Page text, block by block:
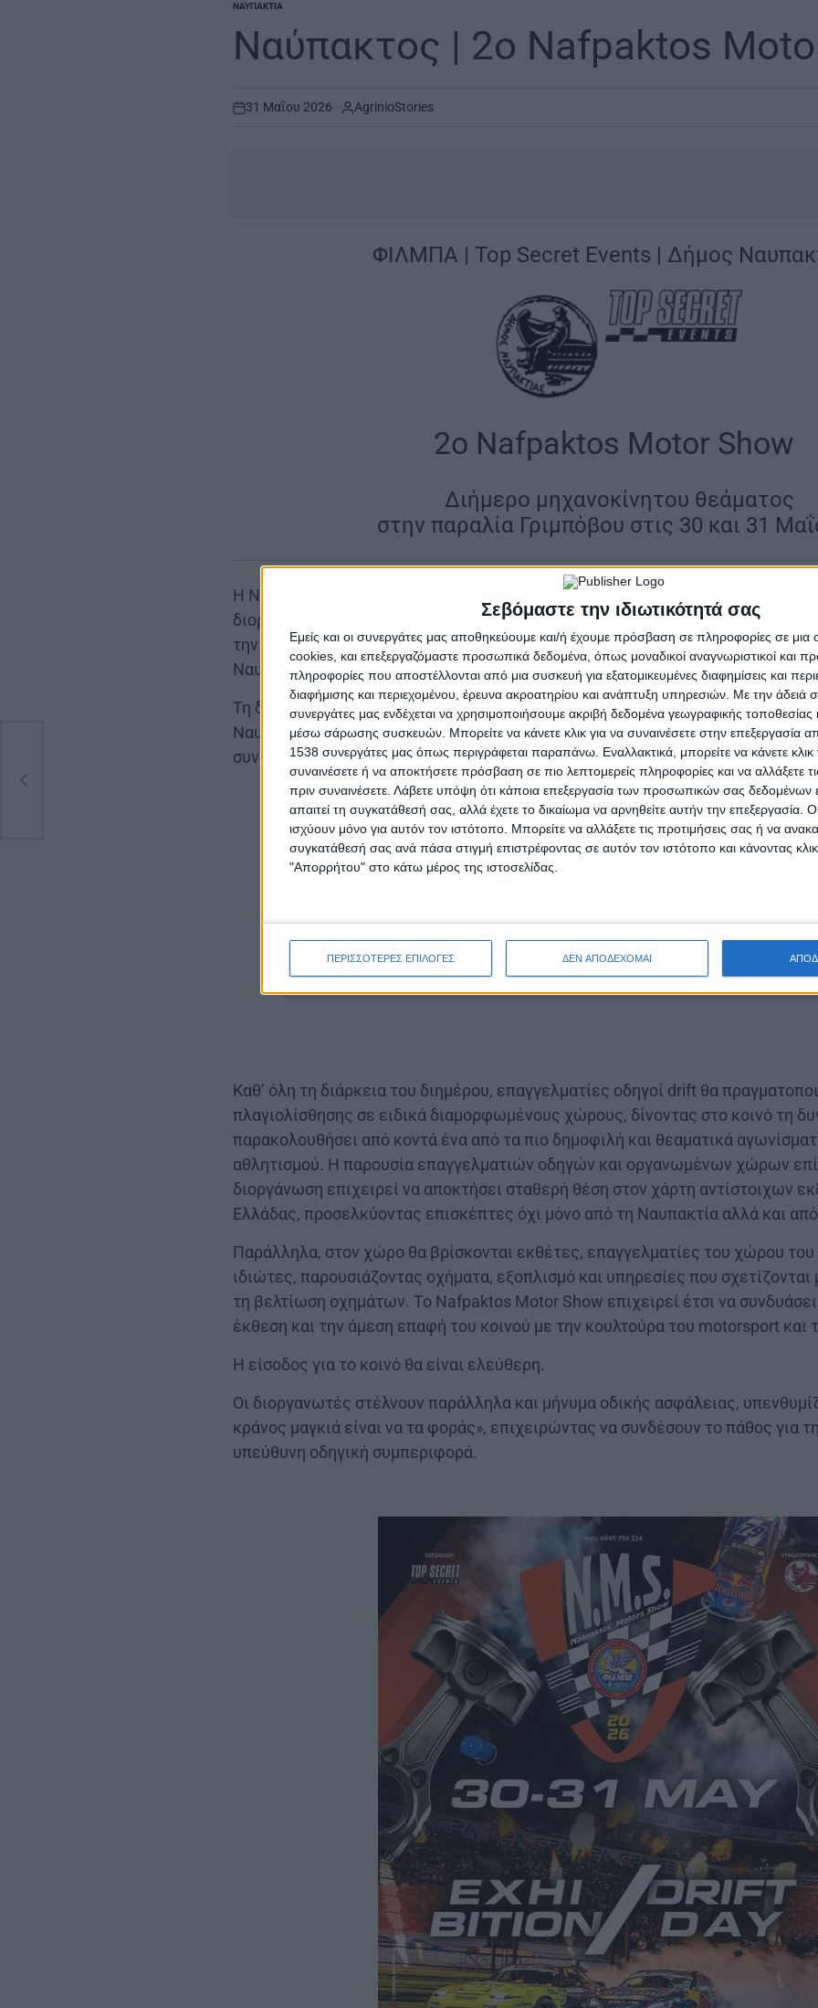
Σεβόμαστε την ιδιωτικότητά σας
Εμείς και οι συνεργάτες μας αποθηκεύουμε και/ή έχουμε πρόσβαση σε πληροφορίες σε
cookies, και επεξεργαζόμαστε προσωπικά δεδομένα, όπως μοναδικοί αναγνωριστικοί και
πληροφορίες που αποστέλλονται από μια συσκευή για εξατομικευμένες διαφημίσεις και
διαφήμισης και περιεχομένου, έρευνα ακροατηρίου και ανάπτυξη υπηρεσιών. Με την άδειά
συνεργάτες μας ενδέχεται να χρησιμοποιήσουμε ακριβή δεδομένα γεωγραφικής τοποθεσίας
μέσω σάρωσης συσκευών. Μπορείτε να κάνετε κλικ για να συναινέσετε στην επεξεργασία
1538 συνεργάτες μας όπως περιγράφεται παραπάνω. Εναλλακτικά, μπορείτε να κάνετε κλικ
συναινέσετε ή να αποκτήσετε πρόσβαση σε πιο λεπτομερείς πληροφορίες και να αλλάξετε
πριν συναινέσετε. Λάβετε υπόψη ότι κάποια επεξεργασία των προσωπικών σας δεδομένων
απαιτεί τη συγκατάθεσή σας, αλλά έχετε το δικαίωμα να αρνηθείτε αυτήν την επεξεργασία.
ισχύουν μόνο για αυτόν τον ιστότοπο. Μπορείτε να αλλάξετε τις προτιμήσεις σας ή να
συγκατάθεσή σας ανά πάσα στιγμή επιστρέφοντας σε αυτόν τον ιστότοπο και κάνοντας
"Απορρήτου" στο κάτω μέρος της ιστοσελίδας.
ΠΕΡΙΣΣΟΤΕΡΕΣ ΕΠΙΛΟΓΕΣ ΔΕΝ ΑΠΟΔΕΧΟΜΑΙ
POSTED
ΝΑΥΠΑΚΤΊΑ
Ναύπακτος | 2ο Nafpaktos
on
31 Μαΐου 2026 AgrinioStories
ΦΙΛΜΠΑ | Top Secret Events | Δήμος
2ο Nafpaktos Motor Show
Διήμερο μηχανοκίνητου θεάματος
στην παραλία Γριμπόβου στις 30 και 31
Η Ναύπακτος ετοιμάζεται να φιλοξενήσει για δεύτερη χρονιά το Nafpaktos
διοργάνωση αφιερωμένη στον μηχανοκίνητο αθλητισμό που θα
την Κυριακή 31 Μαΐου 2026, στην παραλία Γριμπόβου, στο σημείο της
Ναυτικό Όμιλο.
Τη διοργάνωση υπογράφουν η ΦΙΛΜΠΑ και η ΑΜΚΕ Top Secret Events, σε
Ναυπακτίας, με στόχο να μετατρέψουν για δύο ημέρες το παραλιακό μέτωπο
συνάντησης για φίλους του αυτοκινήτου, της ταχύτητας και του motorsport.
Καθ’ όλη τη διάρκεια του διημέρου, επαγγελματίες οδηγοί drift θα
πλαγιολίσθησης σε ειδικά διαμορφωμένους χώρους, δίνοντας στο κοινό τη
παρακολουθήσει από κοντά ένα από τα πιο δημοφιλή και θεαματικά
αθλητισμού. Η παρουσία επαγγελματιών οδηγών και οργανωμένων χώρων
διοργάνωση επιχειρεί να αποκτήσει σταθερή θέση στον χάρτη αντίστοιχων
Ελλάδας, προσελκύοντας επισκέπτες όχι μόνο από τη Ναυπακτία αλλά και
Παράλληλα, στον χώρο θα βρίσκονται εκθέτες, επαγγελματίες του χώρου του
ιδιώτες, παρουσιάζοντας οχήματα, εξοπλισμό και υπηρεσίες που σχετίζονται
τη βελτίωση οχημάτων. Το Nafpaktos Motor Show επιχειρεί έτσι να
έκθεση και την άμεση επαφή του κοινού με την κουλτούρα του motorsport και
Η είσοδος για το κοινό θα είναι ελεύθερη.
Οι διοργανωτές στέλνουν παράλληλα και μήνυμα οδικής ασφάλειας,
κράνος μαγκιά είναι να τα φοράς», επιχειρώντας να συνδέσουν το πάθος για
υπεύθυνη οδηγική συμπεριφορά.